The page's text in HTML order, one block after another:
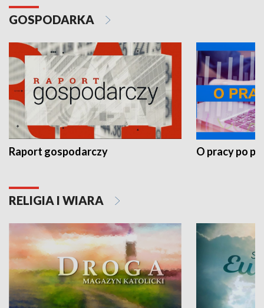
GOSPODARKA
Raport gospodarczy O pracy po
RELIGIA I WIARA